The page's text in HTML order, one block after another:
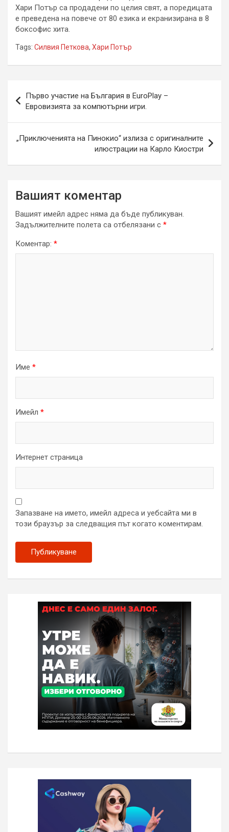
Хари Потър са продадени по целия свят, а поредицата
е преведена на повече от 80 езика и екранизирана в 8
боксофис хита.
Tags: Силвия Петкова, Хари Потър
Първо участие на България в EuroPlay –
Евровизията за компютърни игри.
„Приключенията на Пинокио“ излиза с оригиналните
илюстрации на Карло Киостри
Вашият коментар
Вашият имейл адрес няма да бъде публикуван.
Задължителните полета са отбелязани с *
Коментар: *
Име *
Имейл *
Интернет страница
Запазване на името, имейл адреса и уебсайта ми в
този браузър за следващия път когато коментирам.